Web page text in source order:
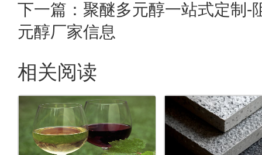
下一篇： 聚醚多元醇一站式定制-
元醇厂家信息
相关阅读